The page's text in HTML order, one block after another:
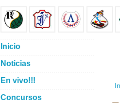
Inicio
Noticias
En vivo!!!
Concursos